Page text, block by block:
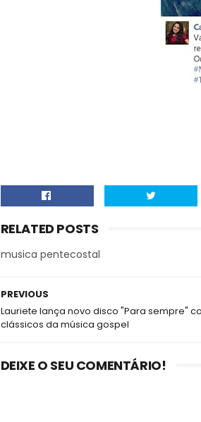
RELATED POSTS
musica pentecostal
PREVIOUS
Lauriete lança novo disco "Para sempre"
clássicos da música gospel
DEIXE O SEU COMENTÁRIO!